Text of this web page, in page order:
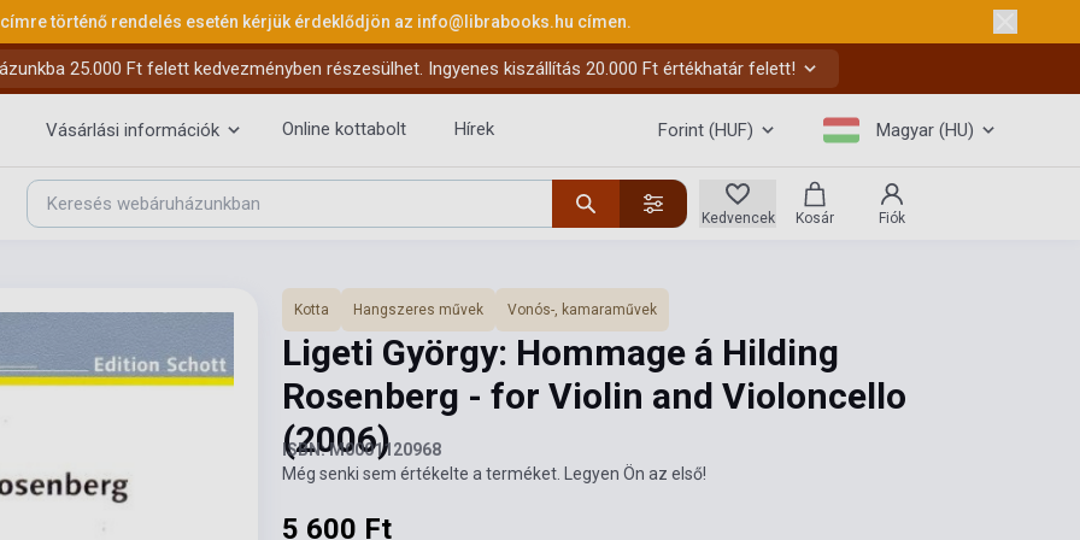
történő rendelés esetén kérjük érdeklődjön az info@librabooks.hu címen.
25.000 Ft felett kedvezményben részesülhet. Ingyenes kiszállítás 20.000 Ft értékhatár felett!
Vásárlási információk Online kottabolt Hírek Forint (HUF) Magyar (HU)
Kedvencek Kosár Fiók
Kotta Hangszeres művek Vonós-, kamaraművek
Ligeti György: Hommage á Hilding
Rosenberg - for Violin and Violoncello
(2006)
ISBN: M0001120968
Még senki sem értékelte a terméket. Legyen Ön az első!
5 600 Ft